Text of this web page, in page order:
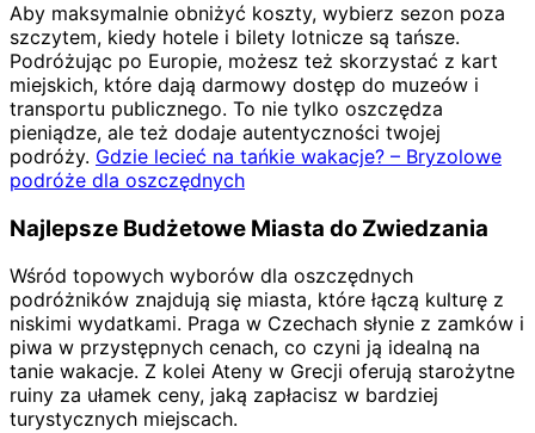
Aby maksymalnie obniżyć koszty, wybierz sezon poza
szczytem, kiedy hotele i bilety lotnicze są tańsze.
Podróżując po Europie, możesz też skorzystać z kart
miejskich, które dają darmowy dostęp do muzeów i
transportu publicznego. To nie tylko oszczędza
pieniądze, ale też dodaje autentyczności twojej
podróży. Gdzie lecieć na tańkie wakacje? – Bryzolowe
podróże dla oszczędnych
Najlepsze Budżetowe Miasta do Zwiedzania
Wśród topowych wyborów dla oszczędnych
podróżników znajdują się miasta, które łączą kulturę z
niskimi wydatkami. Praga w Czechach słynie z zamków i
piwa w przystępnych cenach, co czyni ją idealną na
tanie wakacje. Z kolei Ateny w Grecji oferują starożytne
ruiny za ułamek ceny, jaką zapłacisz w bardziej
turystycznych miejscach.